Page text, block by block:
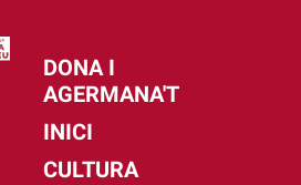
DONA I
AGERMANA'T
INICI
CULTURA